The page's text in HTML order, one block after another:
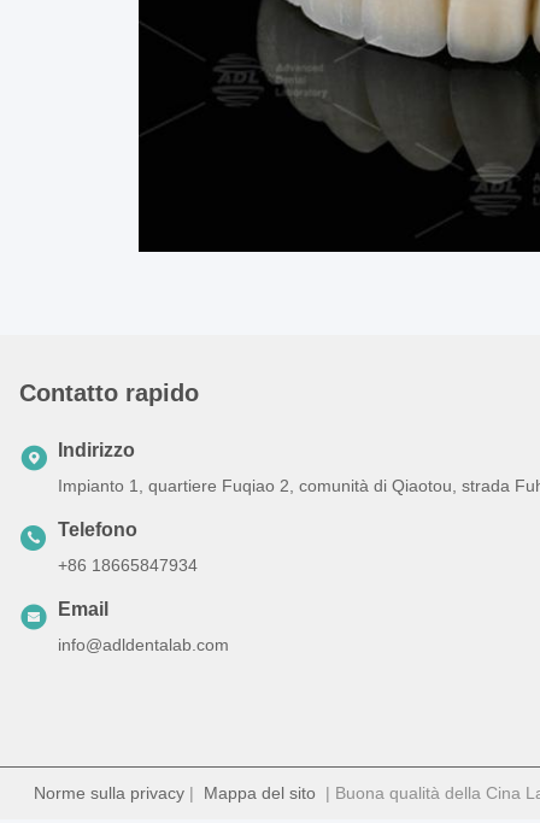
Contatto rapido
Indirizzo
Impianto 1, quartiere Fuqiao 2, comunità di Qiaotou, strada
Telefono
+86 18665847934
Email
info@adldentalab.com
Norme sulla privacy| Mappa del sito| Buona qualità della Cina